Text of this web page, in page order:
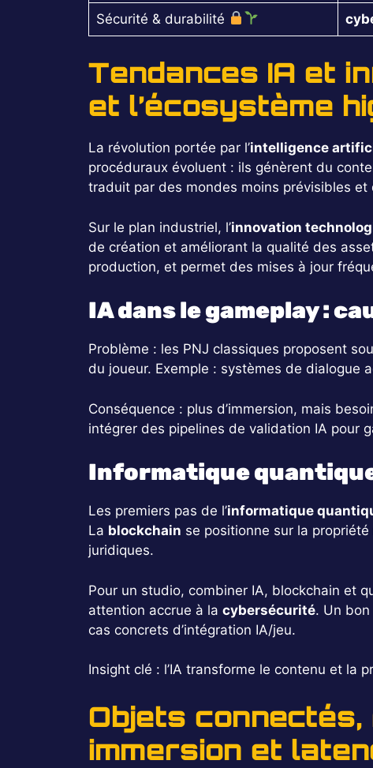
Sécurité & durabilité
Tendances IA et
et l’écosystème
La révolution portée par l’intelligence
procéduraux évoluent : ils génèrent du
traduit par des mondes moins prévisibles
Sur le plan industriel, l’innovation
de création et améliorant la qualité des
production, et permet des mises à jour
IA dans le gameplay :
Problème : les PNJ classiques proposent
du joueur. Exemple : systèmes de dialogue
Conséquence : plus d’immersion, mais
intégrer des pipelines de validation IA pour
Informatique
Les premiers pas de l’informatique
La blockchain se positionne sur la
juridiques.
Pour un studio, combiner IA, blockchain et
attention accrue à la cybersécurité. Un
cas concrets d’intégration IA/jeu.
Insight clé : l’IA transforme le contenu et la
Objets
immersion et